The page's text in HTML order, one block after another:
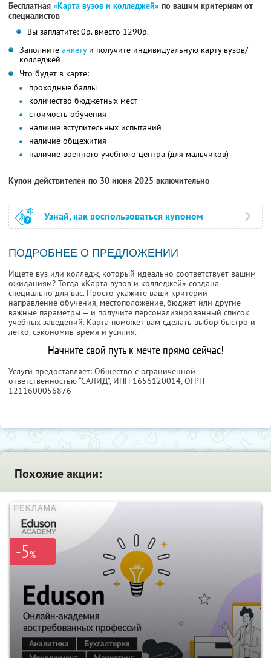
Бесплатная «Карта вузов и колледжей» по вашим критериям от
специалистов
Вы заплатите: 0р. вместо 1290р.
Заполните анкетуи получите индивидуальную карту вузов/
колледжей
Что будет в карте:
проходные баллы
количество бюджетных мест
стоимость обучения
наличие вступительных испытаний
наличие общежития
наличие военного учебного центра (для мальчиков)
Купон действителен по 30 июня 2025 включительно
Узнай, как воспользоваться купоном
ПОДРОБНЕЕ О ПРЕДЛОЖЕНИИ
Ищете вуз или колледж, который идеально соответствует вашим
ожиданиям? Тогда «Карта вузов и колледжей» создана
специально для вас. Просто укажите ваши критерии —
направление обучения, местоположение, бюджет или другие
важные параметры — и получите персонализированный список
учебных заведений. Карта поможет вам сделать выбор быстро и
легко, сэкономив время и усилия.
Начните свой путь к мечте прямо сейчас!
Услуги предоставляет: Общество с ограниченной
ответственностью “САЛИД”, ИНН 1656120014, ОГРН
1211600056876
Похожие акции:
-5%